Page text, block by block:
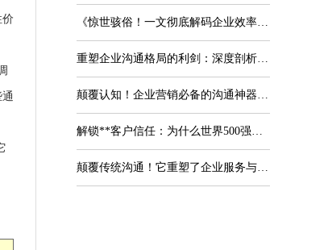
《惊世骇俗！一文彻底解码企业效率提升秘诀——"400电话怎么用"的现代商业实战全解析》
重塑企业沟通格局的利剑：深度剖析400电话套餐的六大核心优势与战略价值
颠覆认知！企业营销必备的沟通神器——一文详解400的电话怎么申请的秘密法则
解锁**客户信任：为什么世界500强的400电话官方客服系统是品牌护城河？
颠覆传统沟通！它重塑了企业服务与客户信赖的“神经网络”——《400电话功能》的革新价值与应用之道